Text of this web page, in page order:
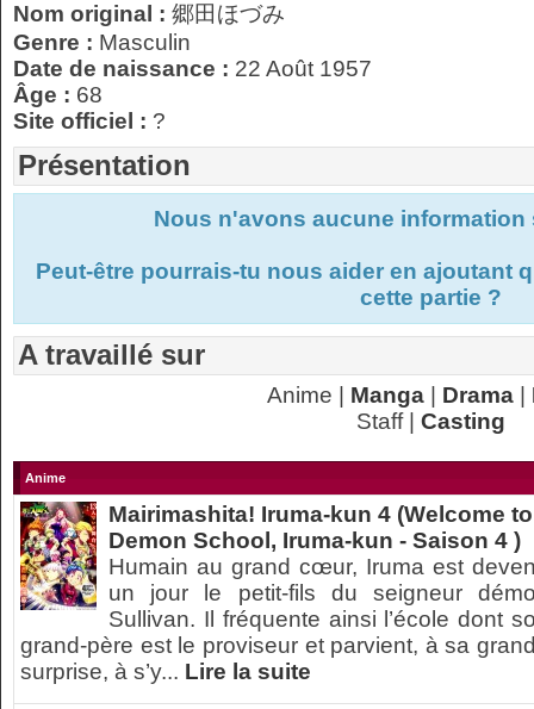
Nom original : 郷田ほづみ
Genre : Masculin
Date de naissance : 22 Août 1957
Âge : 68
Site officiel : ?
Présentation
Nous n'avons aucune
Peut-être pourrais-tu nous aider en ajoutant
cette partie ?
A travaillé sur
Anime | Manga| Drama|
Staff | Casting
Anime
Mairimashita! Iruma-kun 4 (Welcome to
Demon School, Iruma-kun - Saison 4 )
Humain au grand cœur, Iruma est
un jour le petit-fils du seigneur
Sullivan. Il fréquente ainsi l’école dont
grand-père est le proviseur et parvient, à sa
surprise, à s’y... Lire la suite